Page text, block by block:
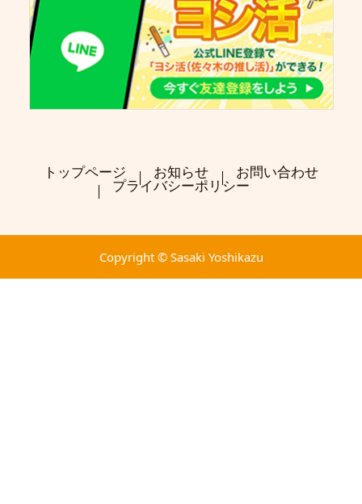
トップページ お知らせ お問い合わせ
プライバシーポリシー
Copyright © Sasaki Yoshikazu